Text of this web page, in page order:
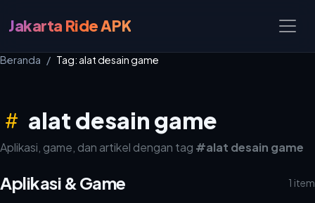
Jakarta Ride APK
Beranda Tag: alat desain game
alat desain game
Aplikasi, game, dan artikel dengan tag #alat desain game
Aplikasi & Game 1 item